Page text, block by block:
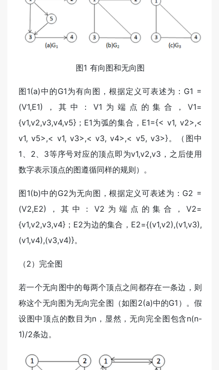
图1 有向图和无向图
图1(a)中的G1为有向图，根据定义可表述为：G1 =
(V1,E1)，其中：V1为端点的集合，V1=
{v1,v2,v3,v4,v5}；E1为弧的集合，E1={< v1, v2>,<
v1, v5>,< v1, v3>,< v3, v4>,< v5, v3>}。（图中
1、2、3等序号对应的顶点即为v1,v2,v3，之后使用
数字表示顶点的图遵循同样的规则）。
图1(b)中的G2为无向图，根据定义可表述为：G2 =
(V2,E2)，其中：V2为端点的集合，V2=
{v1,v2,v3,v4}；E2为边的集合，E2={(v1,v2),(v1,v3),
(v1,v4),(v3,v4)}。
（2）完全图
若一个无向图中的每两个顶点之间都存在一条边，则
称这个无向图为无向完全图（如图2(a)中的G1）。假
设图中顶点的数目为n，显然，无向完全图包含n(n-
1)/2条边。